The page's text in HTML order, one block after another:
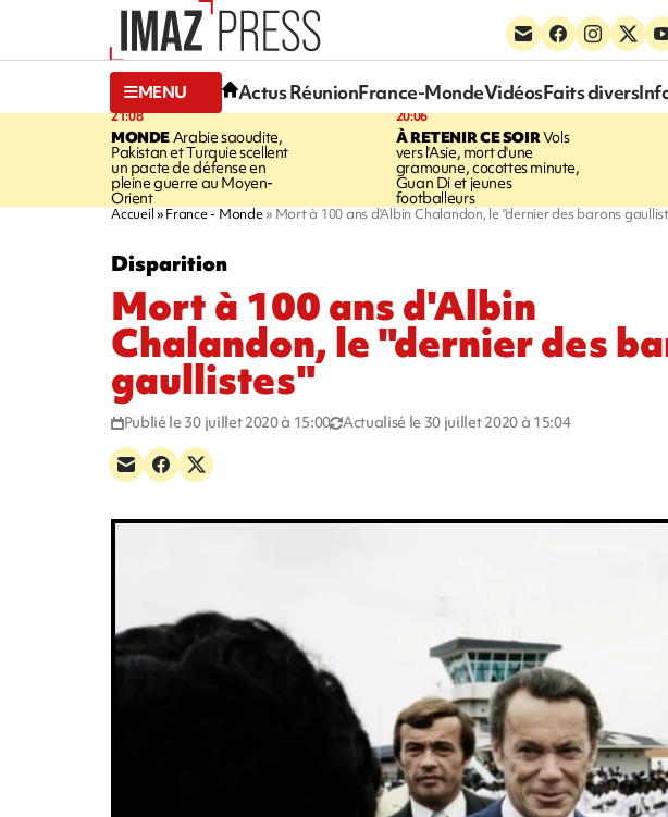
MENU Actus RéunionFrance-MondeVidéosFaits divers
21:08
MONDE Arabie saoudite,
Pakistan et Turquie scellent
un pacte de défense en
pleine guerre au Moyen-
Orient
20:06
À RETENIR CE SOIRVols
vers l'Asie, mort d'une
gramoune, cocottes minute,
Guan Di et jeunes
footballeurs
Accueil France - Monde Mort à 100 ans d'Albin Chalandon, le "dernier des barons
Disparition
Mort à 100 ans d'Albin
Chalandon, le "dernier des
gaullistes"
Publié le 30 juillet 2020 à 15:00 Actualisé le 30 juillet 2020 à 15:04